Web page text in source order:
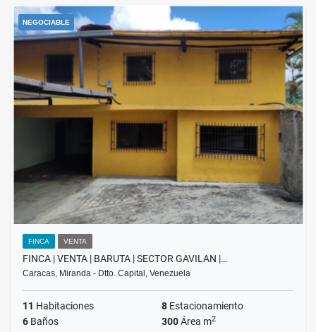
NEGOCIABLE
FINCA VENTA
FINCA | VENTA | BARUTA | SECTOR GAVILAN |…
Caracas, Miranda - Dtto. Capital, Venezuela
11 Habitaciones 8 Estacionamiento
6 Baños 300Área m2